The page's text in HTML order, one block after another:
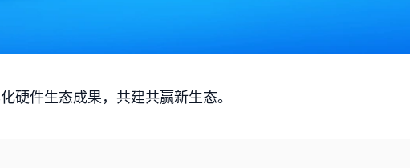
硬件生态成果，共建共赢新生态。